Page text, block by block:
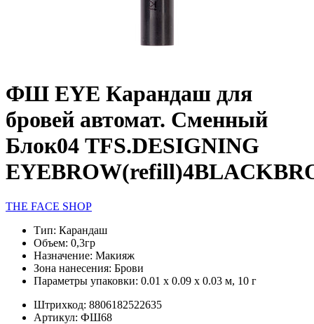
ФШ EYE Карандаш для
бровей автомат. Сменный
Блок04 TFS.DESIGNING
THE FACE SHOP
Тип: Карандаш
Объем: 0,3гр
Назначение: Макияж
Зона нанесения: Брови
Параметры упаковки: 0.01 x 0.09 x 0.03 м, 10 г
Штрихкод: 8806182522635
Артикул: ФШ68